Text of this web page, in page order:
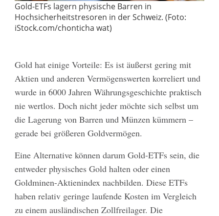
Gold-ETFs lagern physische Barren in
Hochsicherheitstresoren in der Schweiz. (Foto:
iStock.com/chonticha wat)
Gold hat einige Vorteile: Es ist äußerst gering mit
Aktien und anderen Vermögenswerten korreliert und
wurde in 6000 Jahren Währungsgeschichte praktisch
nie wertlos. Doch nicht jeder möchte sich selbst um
die Lagerung von Barren und Münzen kümmern –
gerade bei größeren Goldvermögen.
Eine Alternative können darum Gold-ETFs sein, die
entweder physisches Gold halten oder einen
Goldminen-Aktienindex nachbilden. Diese ETFs
haben relativ geringe laufende Kosten im Vergleich
zu einem ausländischen Zollfreilager. Die